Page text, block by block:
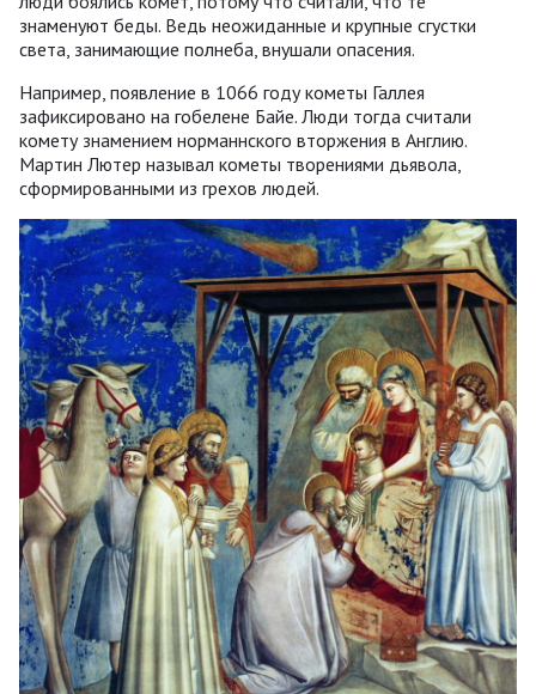
знаменуют беды. Ведь неожиданные и крупные сгустки
света, занимающие полнеба, внушали опасения.
Например, появление в 1066 году кометы Галлея
зафиксировано на гобелене Байе. Люди тогда считали
комету знамением норманнского вторжения в Англию.
Мартин Лютер называл кометы творениями дьявола,
сформированными из грехов людей.